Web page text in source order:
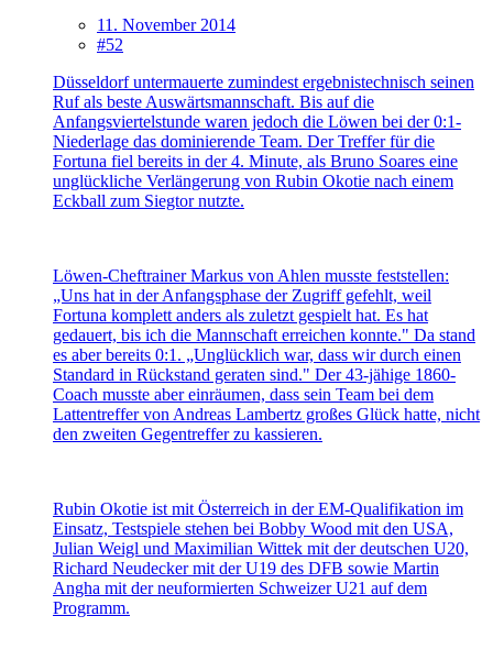
11. November 2014
#52
Düsseldorf untermauerte zumindest ergebnistechnisch seinen
Ruf als beste Auswärtsmannschaft. Bis auf die
Anfangsviertelstunde waren jedoch die Löwen bei der 0:1-
Niederlage das dominierende Team. Der Treffer für die
Fortuna fiel bereits in der 4. Minute, als Bruno Soares eine
unglückliche Verlängerung von Rubin Okotie nach einem
Eckball zum Siegtor nutzte.
Löwen-Cheftrainer Markus von Ahlen musste feststellen:
„Uns hat in der Anfangsphase der Zugriff gefehlt, weil
Fortuna komplett anders als zuletzt gespielt hat. Es hat
gedauert, bis ich die Mannschaft erreichen konnte." Da stand
es aber bereits 0:1. „Unglücklich war, dass wir durch einen
Standard in Rückstand geraten sind." Der 43-jähige 1860-
Coach musste aber einräumen, dass sein Team bei dem
Lattentreffer von Andreas Lambertz großes Glück hatte, nicht
den zweiten Gegentreffer zu kassieren.
Rubin Okotie ist mit Österreich in der EM-Qualifikation im
Einsatz, Testspiele stehen bei Bobby Wood mit den USA,
Julian Weigl und Maximilian Wittek mit der deutschen U20,
Richard Neudecker mit der U19 des DFB sowie Martin
Angha mit der neuformierten Schweizer U21 auf dem
Programm.